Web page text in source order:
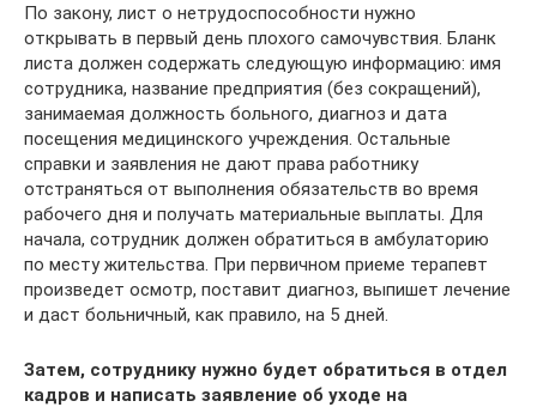
По закону, лист о нетрудоспособности нужно
открывать в первый день плохого самочувствия. Бланк
листа должен содержать следующую информацию: имя
сотрудника, название предприятия (без сокращений),
занимаемая должность больного, диагноз и дата
посещения медицинского учреждения. Остальные
справки и заявления не дают права работнику
отстраняться от выполнения обязательств во время
рабочего дня и получать материальные выплаты. Для
начала, сотрудник должен обратиться в амбулаторию
по месту жительства. При первичном приеме терапевт
произведет осмотр, поставит диагноз, выпишет лечение
и даст больничный, как правило, на 5 дней.
Затем, сотруднику нужно будет обратиться в отдел
кадров и написать заявление об уходе на